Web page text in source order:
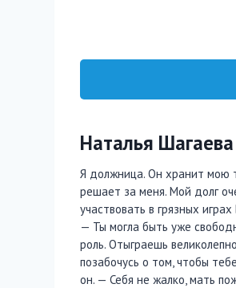
Наталья Шагаева
Я должница. Он хранит мою
решает за меня. Мой долг
участвовать в грязных играх
— Ты могла быть уже
роль. Отыграешь
позабочусь о том, чтобы
он. — Себя не жалко, мать